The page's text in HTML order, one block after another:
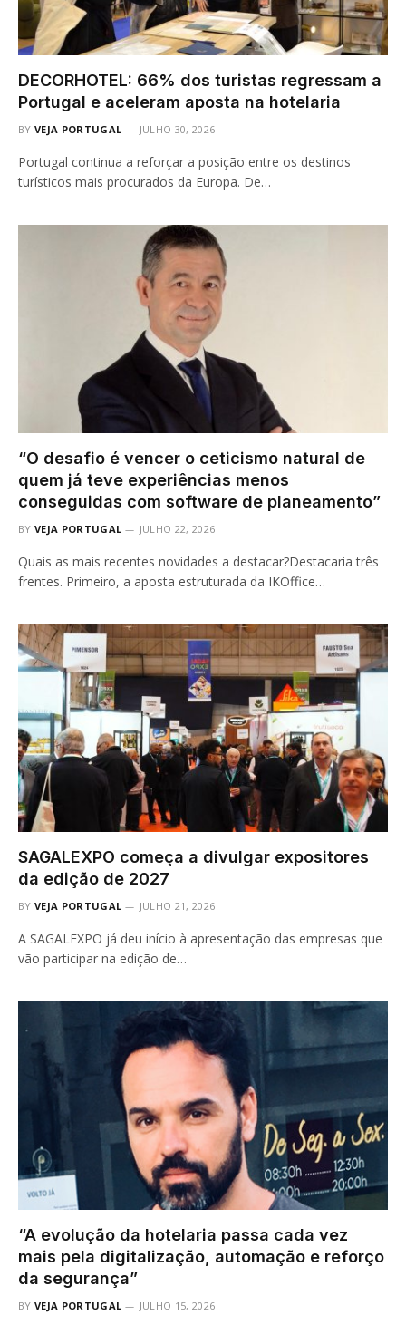
DECORHOTEL: 66% dos turistas regressam a
Portugal e aceleram aposta na hotelaria
BY VEJA PORTUGAL JULHO 30, 2026
Portugal continua a reforçar a posição entre os destinos
turísticos mais procurados da Europa. De…
“O desafio é vencer o ceticismo natural de
quem já teve experiências menos
conseguidas com software de planeamento”
BY VEJA PORTUGAL JULHO 22, 2026
Quais as mais recentes novidades a destacar?Destacaria três
frentes. Primeiro, a aposta estruturada da IKOffice…
SAGALEXPO começa a divulgar expositores
da edição de 2027
BY VEJA PORTUGAL JULHO 21, 2026
A SAGALEXPO já deu início à apresentação das empresas que
vão participar na edição de…
“A evolução da hotelaria passa cada vez
mais pela digitalização, automação e reforço
da segurança”
BY VEJA PORTUGAL JULHO 15, 2026